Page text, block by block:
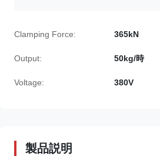
Clamping Force: 365kN
Output: 50kg/時
Voltage: 380V
製品説明